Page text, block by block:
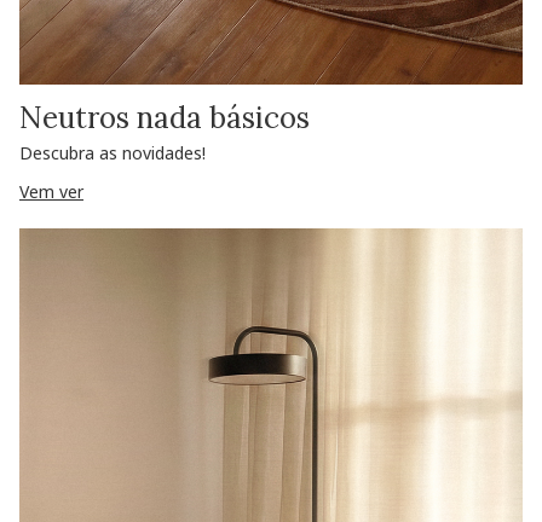
Neutros nada básicos
Descubra as novidades!
Vem ver